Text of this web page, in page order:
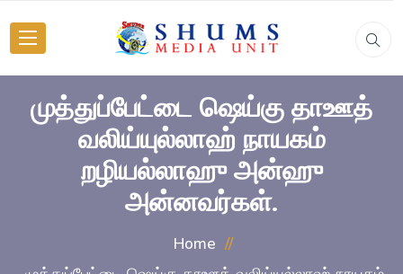
முத்துப்பேட்டை ஷெய்கு தாஊத்
வலிய்யுல்லாஹ் நாயகம்
றழியல்லாஹு அன்ஹு
அன்னவர்கள்.
Home